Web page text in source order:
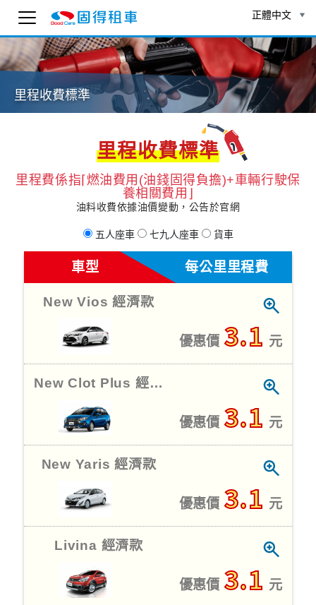
固得租車
線上 AI 客服
為了確保客服可以回覆您，請先輸入 Email。
To ensure you receive our customer service reply
as soon as possible, please enter your email
正體中文
里程收費標準
里程收費標準
里程費係指⌈燃油費用(油錢固得負擔)+車輛行駛保
養相關費用⌋
油料收費依據油價變動，公告於官網
五人座車 七九人座車 貨車
車型 每公里里程費
New Vios 經濟款
優惠價 3.1 元
New Clot Plus 經濟款
優惠價 3.1 元
New Yaris 經濟款
優惠價 3.1 元
Livina 經濟款
優惠價 3.1 元